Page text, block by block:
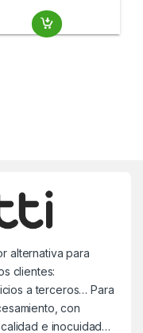
alternativa para
clientes:
a terceros… Para
con
e inocuidad…